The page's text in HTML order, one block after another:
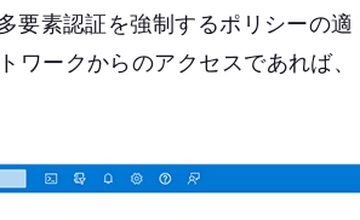
要素認証を強制するポリシーの適
ークからのアクセスであれば、